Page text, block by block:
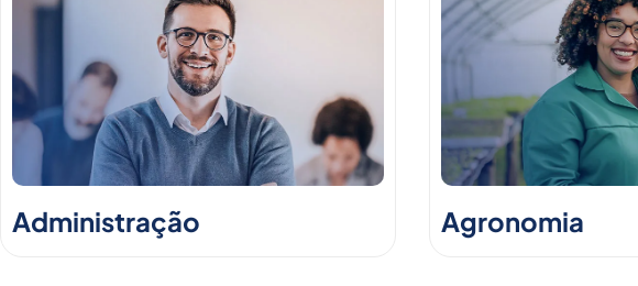
Administração Agronomia